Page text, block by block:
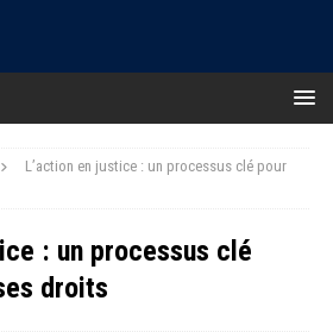
L’action en justice : un processus clé pour
: un processus clé
droits